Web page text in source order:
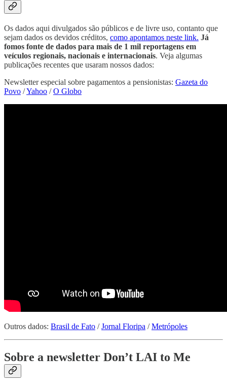
Os dados aqui divulgados são públicos e de livre uso, contanto que
sejam dados os devidos créditos, como apontamos neste link. Já
fomos fonte de dados para mais de 1 mil reportagens em
veículos regionais, nacionais e internacionais. Veja algumas
publicações recentes que usaram nossos dados:
Newsletter especial sobre pagamentos a pensionistas: Gazeta do
Povo /Yahoo /O Globo
Outros dados: Brasil de Fato /Jornal Floripa /Metrópoles
Sobre a newsletter Don’t LAI to Me